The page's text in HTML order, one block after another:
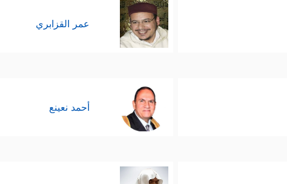
عمر القزابري
أحمد نعينع